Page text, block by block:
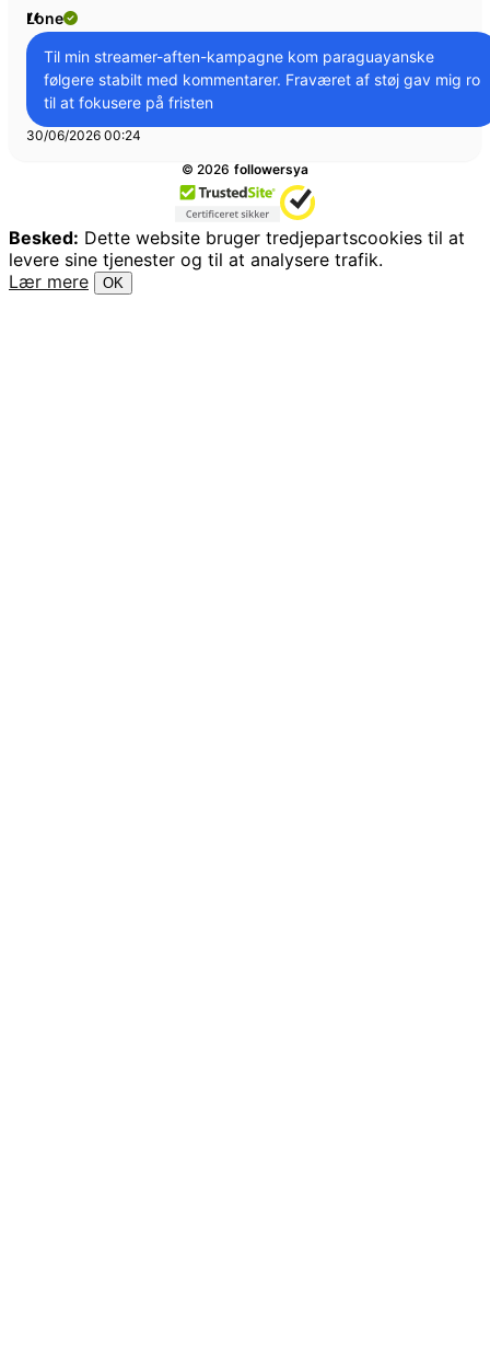
“
Lone
Bekræftet
Til min streamer-aften-kampagne kom paraguayanske
følgere stabilt med kommentarer. Fraværet af støj gav mig ro
til at fokusere på fristen
30/06/2026 00:24
Alle rettigheder forbeholdes.
© 2026 followersya
Besked: Dette website bruger tredjepartscookies til at
levere sine tjenester og til at analysere trafik.
Lær mere
OK